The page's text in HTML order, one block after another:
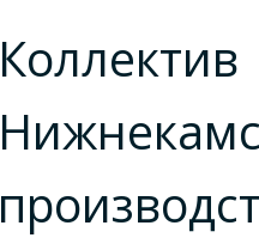
Коллектив